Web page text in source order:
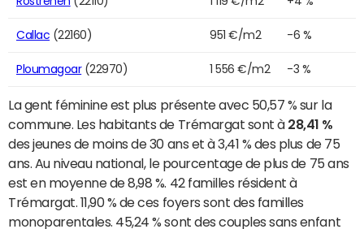
Callac (22160) 951 €/m2 -6 %
Ploumagoar(22970) 1 556 €/m2 -3 %
La gent féminine est plus présente avec 50,57 % sur la
commune. Les habitants de Trémargat sont à 28,41 %
des jeunes de moins de 30 ans et à 3,41 % des plus de 75
ans. Au niveau national, le pourcentage de plus de 75 ans
est en moyenne de 8,98 %. 42 familles résident à
Trémargat. 11,90 % de ces foyers sont des familles
monoparentales. 45,24 % sont des couples sans enfant